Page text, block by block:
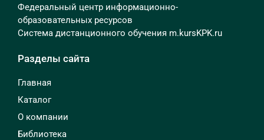
Федеральный центр информационно-
образовательных ресурсов
Система дистанционного обучения m.kursKPK.ru
Разделы сайта
Главная
Каталог
О компании
Библиотека